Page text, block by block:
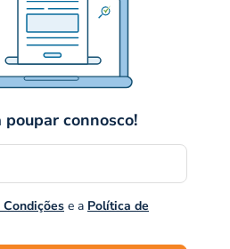
connosco!
e a Política de